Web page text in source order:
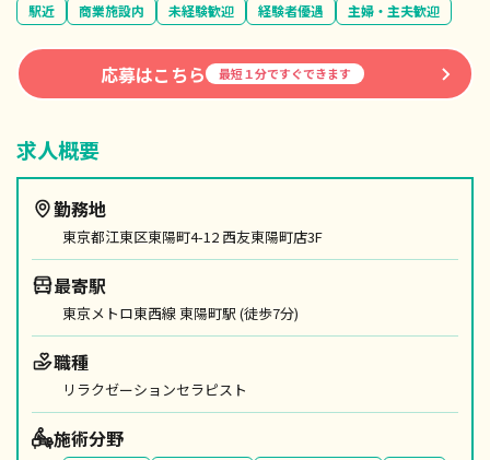
駅近 商業施設内 未経験歓迎 経験者優遇 主婦・主夫歓迎
応募はこちら 最短１分ですぐできます
求人概要
勤務地
東京都江東区東陽町4-12 西友東陽町店3F
最寄駅
東京メトロ東西線 東陽町駅 (徒歩7分)
職種
リラクゼーションセラピスト
施術分野